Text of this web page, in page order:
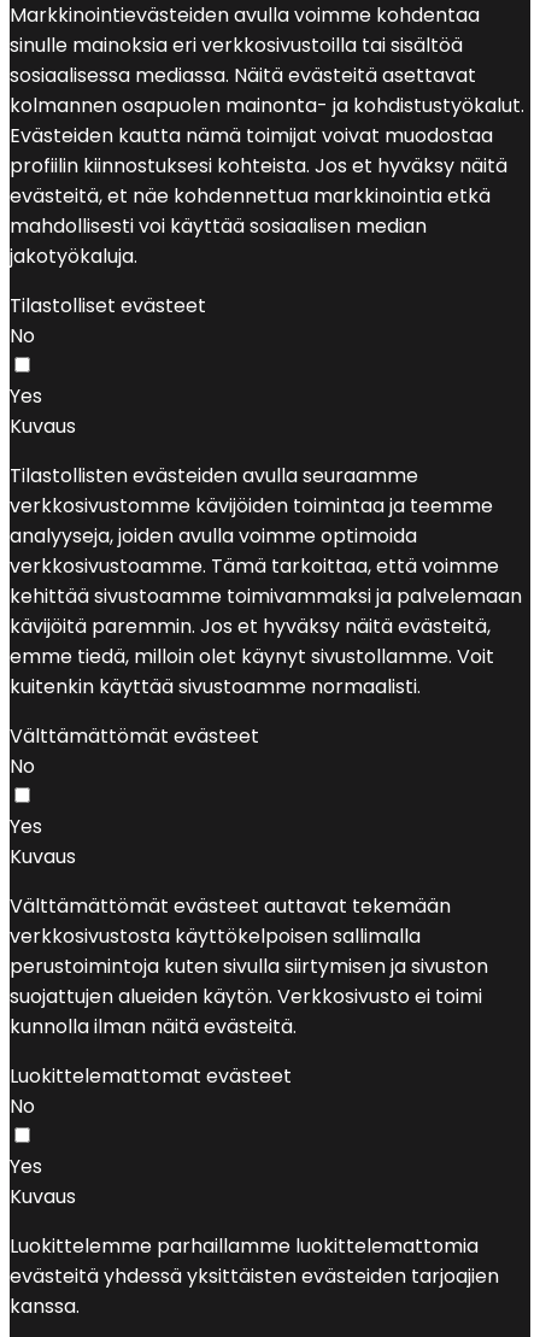
Markkinointievästeiden avulla voimme kohdentaa
sinulle mainoksia eri verkkosivustoilla tai sisältöä
sosiaalisessa mediassa. Näitä evästeitä asettavat
kolmannen osapuolen mainonta- ja kohdistustyökalut.
Evästeiden kautta nämä toimijat voivat muodostaa
profiilin kiinnostuksesi kohteista. Jos et hyväksy näitä
evästeitä, et näe kohdennettua markkinointia etkä
mahdollisesti voi käyttää sosiaalisen median
jakotyökaluja.
Tilastolliset evästeet
No
Yes
Kuvaus
Tilastollisten evästeiden avulla seuraamme
verkkosivustomme kävijöiden toimintaa ja teemme
analyyseja, joiden avulla voimme optimoida
verkkosivustoamme. Tämä tarkoittaa, että voimme
kehittää sivustoamme toimivammaksi ja palvelemaan
kävijöitä paremmin. Jos et hyväksy näitä evästeitä,
emme tiedä, milloin olet käynyt sivustollamme. Voit
kuitenkin käyttää sivustoamme normaalisti.
Välttämättömät evästeet
No
Yes
Kuvaus
Välttämättömät evästeet auttavat tekemään
verkkosivustosta käyttökelpoisen sallimalla
perustoimintoja kuten sivulla siirtymisen ja sivuston
suojattujen alueiden käytön. Verkkosivusto ei toimi
kunnolla ilman näitä evästeitä.
Luokittelemattomat evästeet
No
Yes
Kuvaus
Luokittelemme parhaillamme luokittelemattomia
evästeitä yhdessä yksittäisten evästeiden tarjoajien
kanssa.